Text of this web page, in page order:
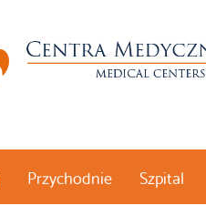
Przychodnie Szpital